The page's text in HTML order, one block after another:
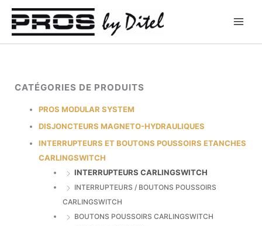
Aller
contenu
CATÉGORIES DE PRODUITS
PROS MODULAR SYSTEM
DISJONCTEURS MAGNETO-HYDRAULIQUES
INTERRUPTEURS ET BOUTONS POUSSOIRS ETANCHES
CARLINGSWITCH
INTERRUPTEURS CARLINGSWITCH
INTERRUPTEURS / BOUTONS POUSSOIRS
CARLINGSWITCH
BOUTONS POUSSOIRS CARLINGSWITCH